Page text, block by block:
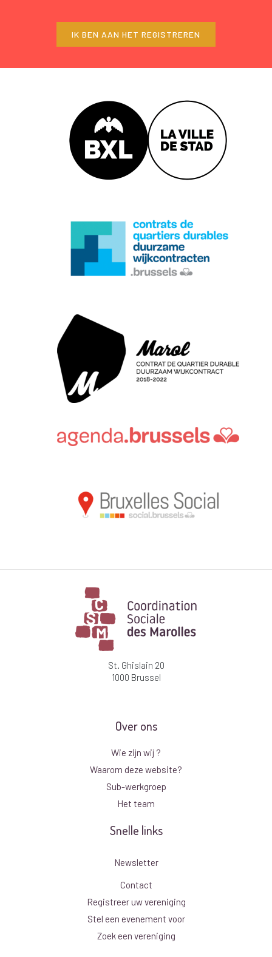
IK BEN AAN HET REGISTREREN
St. Ghislain 20
1000 Brussel
Over ons
Wie zijn wij ?
Waarom deze website?
Sub-werkgroep
Het team
Snelle links
Newsletter
Contact
Registreer uw vereniging
Stel een evenement voor
Zoek een vereniging